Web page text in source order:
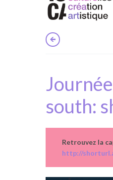
south:
Retrouvez la
http://